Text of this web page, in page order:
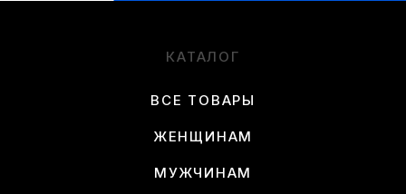
КАТАЛОГ
ВСЕ ТОВАРЫ
ЖЕНЩИНАМ
МУЖЧИНАМ